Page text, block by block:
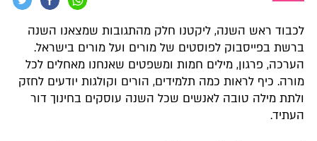
לכבוד ראש השנה, ליקטנו חלק מהתגובות שמצאנו השנה
ברשת בפייסבוק לפוסטים של מורים ועל מורים בישראל.
הערכה, פרגון, מילים חמות ומשפטים שאנחנו מאחלים לכל
מורה. כיף לראות כמה תלמידים, הורים וקולגות יודעים לחזק
ולתת מילה טובה לאנשים שכל השנה עוסקים בחינוך דור
העתיד.